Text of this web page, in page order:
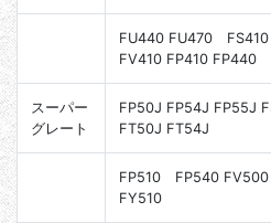
FU440 FU470 FS410
FV410 FP410 FP440
スーパー
グレート
FP50J FP54J FP55J
FT50J FT54J
FP510 FP540 FV500
FY510